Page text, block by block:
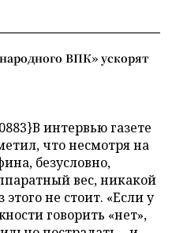
ВПК» ускорят
интервью газете
что несмотря на
безусловно,
вес, никакой
не стоит. «Если у
говорить «нет»,